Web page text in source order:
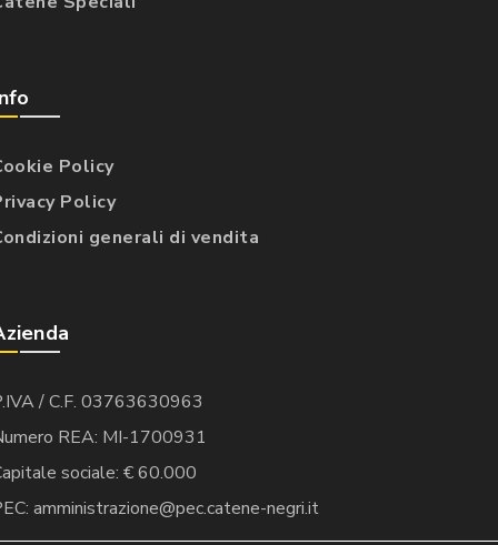
Policy
Policy
generali di vendita
/ C.F. 03763630963
REA: MI-1700931
sociale: € 60.000
amministrazione@pec.catene-negri.it